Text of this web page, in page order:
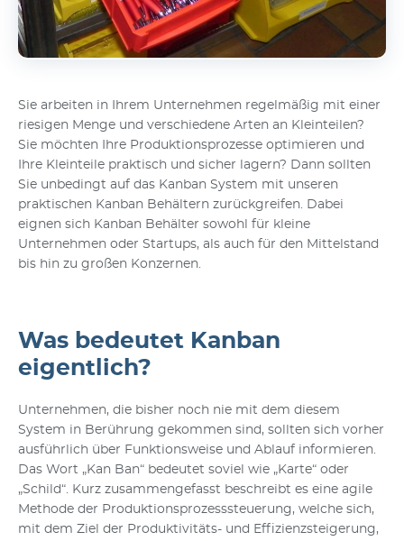
Sie arbeiten in Ihrem Unternehmen regelmäßig mit einer
riesigen Menge und verschiedene Arten an Kleinteilen?
Sie möchten Ihre Produktionsprozesse optimieren und
Ihre Kleinteile praktisch und sicher lagern? Dann sollten
Sie unbedingt auf das Kanban System mit unseren
praktischen Kanban Behältern zurückgreifen. Dabei
eignen sich Kanban Behälter sowohl für kleine
Unternehmen oder Startups, als auch für den Mittelstand
bis hin zu großen Konzernen.
Was bedeutet Kanban
eigentlich?
Unternehmen, die bisher noch nie mit dem diesem
System in Berührung gekommen sind, sollten sich vorher
ausführlich über Funktionsweise und Ablauf informieren.
Das Wort „Kan Ban“ bedeutet soviel wie „Karte“ oder
„Schild“. Kurz zusammengefasst beschreibt es eine agile
Methode der Produktionsprozesssteuerung, welche sich,
mit dem Ziel der Produktivitäts- und Effizienzsteigerung,